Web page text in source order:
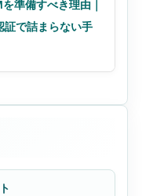
準備すべき理由｜
証で詰まらない手